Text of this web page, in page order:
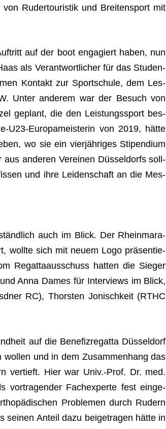
Ruder­tou­ris­tik und Brei­ten­sport mit
auf der boot enga­giert haben, nun
als Ver­ant­wort­li­cher für das Stu­den­
Kon­takt zur Sport­schule, dem Les­
Unter ande­rem war der Besuch von
geplant, die den Leis­tungs­sport bes­
U23-Euro­pa­meis­te­rin von 2019, hätte
wo sie ein vier­jäh­ri­ges Sti­pen­dium
aus ande­ren Ver­ei­nen Düs­sel­dorfs soll­
und ihre Lei­den­schaft an die Mes­
auch im Blick. Der Rhein­ma­ra­
wollte sich mit neuem Logo prä­sen­tie­
Regat­ta­aus­schuss hat­ten die Sie­ger
Anna Dames für Inter­views im Blick,
RC), Thors­ten Joni­sch­keit (RTHC
auf die Bene­fiz­re­gatta Düs­sel­dorf
und in dem Zusam­men­hang das
ver­tieft. Hier war Univ.-Prof. Dr. med.
vor­tra­gen­der Fach­ex­perte fest ein­ge­
Pro­ble­men durch Rudern
sei­nen Anteil dazu bei­getra­gen hätte in